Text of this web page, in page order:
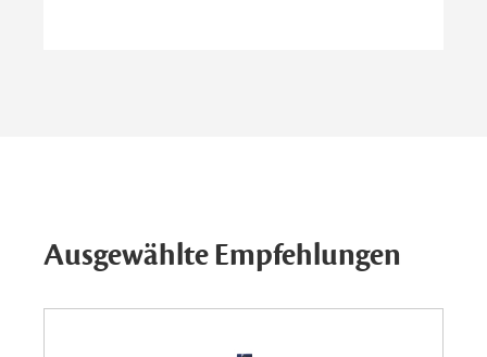
Ausgewählte Empfehlungen